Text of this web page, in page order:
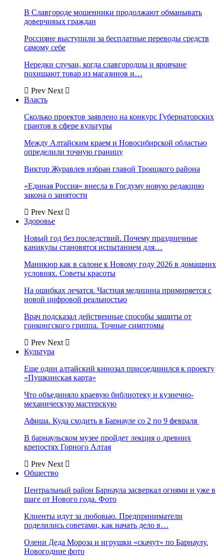
В Славгороде мошенники продолжают обманывать
доверчивых граждан
Россияне выступили за бесплатные переводы средств
самому себе
Нередки случаи, когда славгородцы и яровчане
похищают товар из магазинов и…
Prev Next
Власть
Сколько проектов заявлено на конкурс Губернаторских
грантов в сфере культуры
Между Алтайским краем и Новосибирской областью
определили точную границу
Виктор Журавлев избран главой Троицкого района
«Единая Россия» внесла в Госдуму новую редакцию
закона о занятости
Prev Next
Здоровье
Новый год без последствий. Почему праздничные
каникулы становятся испытанием для…
Маникюр как в салоне к Новому году 2026 в домашних
условиях. Советы красоты
На ошибках лечатся. Частная медицина примиряется с
новой цифровой реальностью
Врач подсказал действенные способы защиты от
гонконгского гриппа. Точные симптомы
Prev Next
Культура
Еще один алтайский кинозал присоединился к проекту
«Пушкинская карта»
Что объединяло краевую библиотеку и кузнечно-
механическую мастерскую
Афиша. Куда сходить в Барнауле со 2 по 9 февраля
В барнаульском музее пройдет лекция о древних
крепостях Горного Алтая
Prev Next
Общество
Центральный район Барнаула засверкал огнями и уже в
шаге от Нового года. Фото
Клиенты идут за любовью. Предприниматели
поделились советами, как начать дело в…
Олени Деда Мороза и игрушки «скачут» по Барнаулу.
Новогодние фото